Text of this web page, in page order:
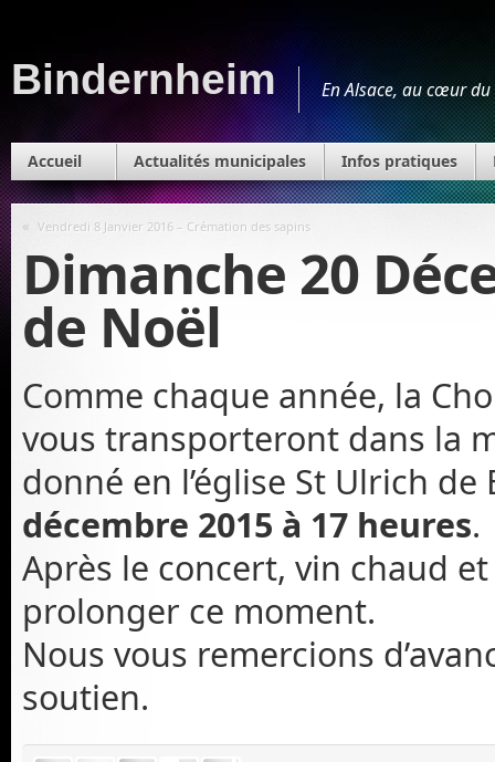
Bindernheim En Alsace, au cœur
Accueil Actualités municipales Infos pratiques
« Vendredi 8 Janvier 2016 – Crémation des sapins
Dimanche 20
de Noël
Comme chaque année, la
vous transporteront dans la
donné en l’église St Ulrich
décembre 2015 à 17 heures.
Après le concert, vin chaud
prolonger ce moment.
Nous vous remercions
soutien.